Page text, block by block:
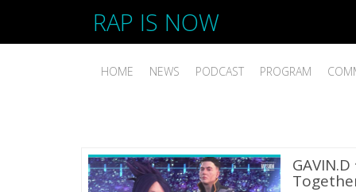
RAP IS NOW
HOME NEWS PODCAST PROGRAM